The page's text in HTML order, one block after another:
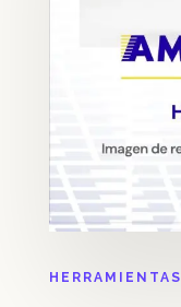
HERRAMIENTAS